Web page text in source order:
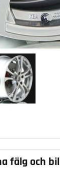
fälg och bil